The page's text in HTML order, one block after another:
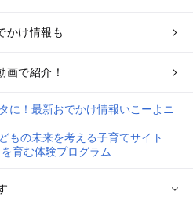
かけ情報も
画で紹介！